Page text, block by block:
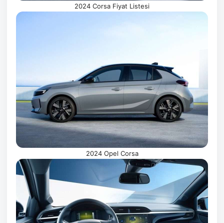
2024 Corsa Fiyat Listesi
2024 Opel Corsa